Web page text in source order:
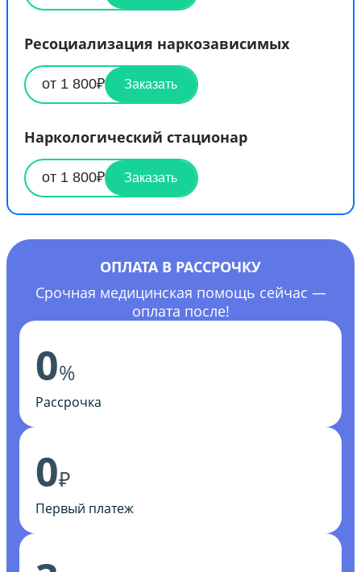
Ресоциализация наркозависимых
от 1 800₽ Заказать
Наркологический стационар
от 1 800₽ Заказать
ОПЛАТА В РАССРОЧКУ
Срочная медицинская помощь сейчас —
оплата после!
0%
Рассрочка
0₽
Первый платеж